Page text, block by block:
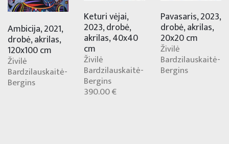
Ambicija, 2021,
drobė, akrilas,
120x100 cm
Živilė
Bardzilauskaitė-
Bergins
Keturi vėjai,
2023, drobė,
akrilas, 40x40
cm
Živilė
Bardzilauskaitė-
Bergins
390.00 €
Pavasaris, 2023,
drobė, akrilas,
20x20 cm
Živilė
Bardzilauskaitė-
Bergins